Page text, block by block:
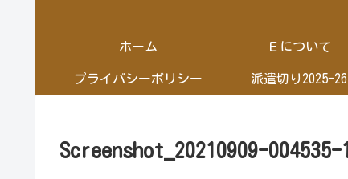
ホーム Ｅについて
プライバシーポリシー 派遣切り2025-26
Screenshot_20210909-004535-1